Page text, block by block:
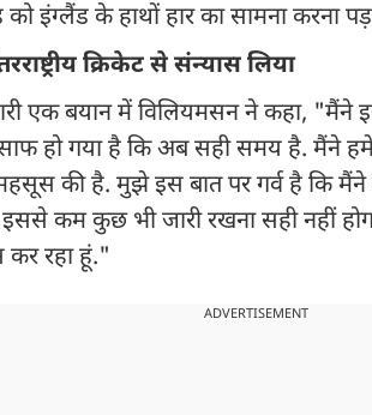
इंग्लैंड के हाथों हार का सामना करना
क्रिकेट से संन्यास लिया
जारी एक बयान में विलियमसन ने कहा,
हो गया है कि अब सही समय है. मैंने
की है. मुझे इस बात पर गर्व है कि
कम कुछ भी जारी रखना सही नहीं
रहा हूं."
ADVERTISEMENT